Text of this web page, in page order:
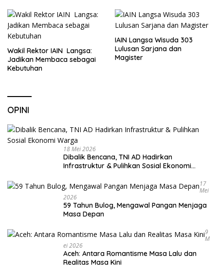
Wakil Rektor IAIN Langsa:
Jadikan Membaca sebagai
Kebutuhan
IAIN Langsa Wisuda 303
Lulusan Sarjana dan
Magister
OPINI
18 Mei 2026
Dibalik Bencana, TNI AD Hadirkan
Infrastruktur & Pulihkan Sosial Ekonomi
17
Mei
2026
59 Tahun Bulog, Mengawal Pangan Menjaga
Masa Depan
9
M
Ei 2026
Aceh: Antara Romantisme Masa Lalu dan
Realitas Masa Kini